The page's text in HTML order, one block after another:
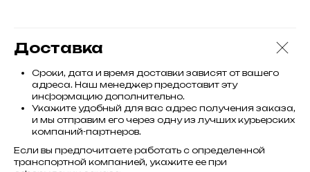
Доставка
Сроки, дата и время доставки зависят от вашего
адреса. Наш менеджер предоставит эту
информацию дополнительно.
Укажите удобный для вас адрес получения заказа,
и мы отправим его через одну из лучших курьерских
компаний-партнеров.
Если вы предпочитаете работать с определенной
транспортной компанией, укажите ее при